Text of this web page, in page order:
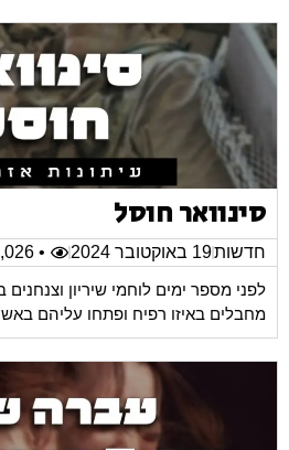
סינוואר חוסל
חדשות19 באוקטובר 2024
• 4,026
לפני מספר ימים לוחמי שיריון
מחבלים באיזו רפיח ופתחו עליהם